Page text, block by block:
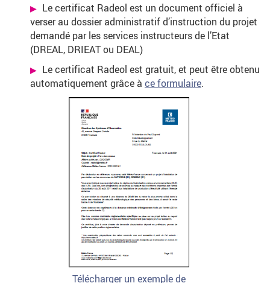
Télécharger un exemple de
Le certificat Radeol est un document officiel à
verser au dossier administratif d’instruction du projet
demandé par les services instructeurs de l’Etat
(DREAL, DRIEAT ou DEAL)
Le certificat Radeol est gratuit, et peut être obtenu
automatiquement grâce à ce formulaire.